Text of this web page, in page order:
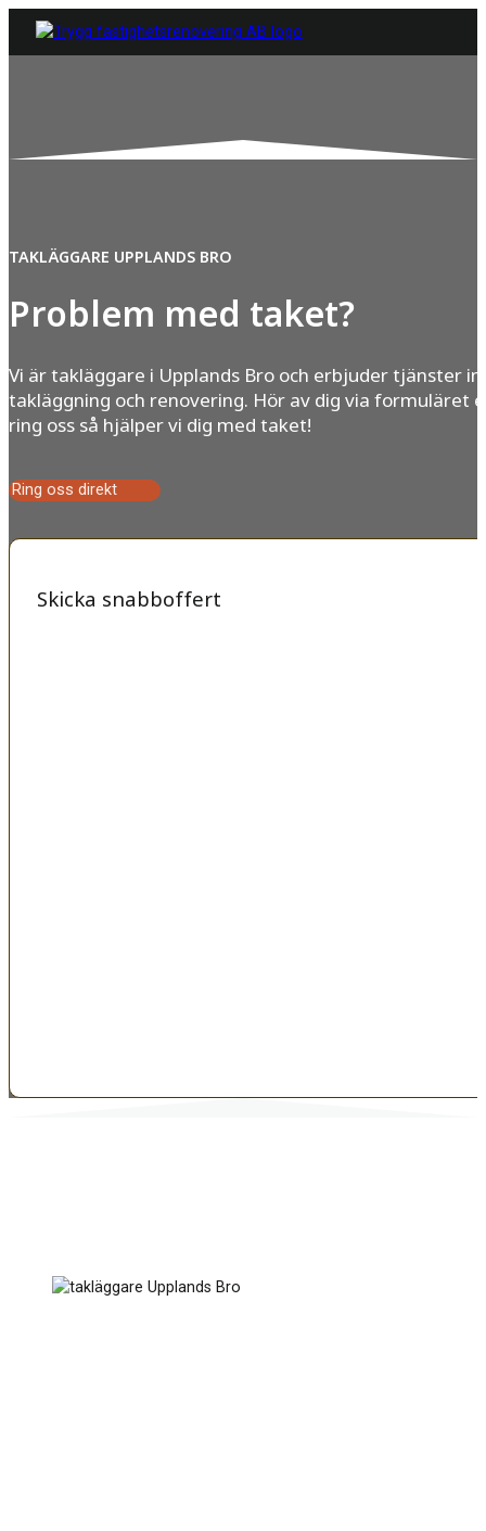
TAKLÄGGARE UPPLANDS BRO
Problem med taket?
Vi är takläggare i Upplands Bro och erbjuder tjänster
takläggning och renovering. Hör av dig via formuläret
ring oss så hjälper vi dig med taket!
Ring oss direkt
Skicka snabboffert